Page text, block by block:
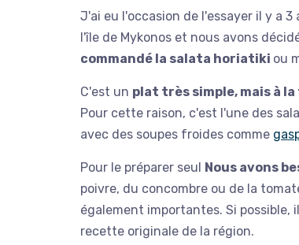
J'ai eu l'occasion de l'essayer il y a
l'île de Mykonos et nous avons
commandé la salata horiatiki ou
C'est un plat très simple, mais à
Pour cette raison, c'est l'une des
avec des soupes froides comme
Pour le préparer seul Nous avons
poivre, du concombre ou de la
également importantes. Si possible,
recette originale de la région.